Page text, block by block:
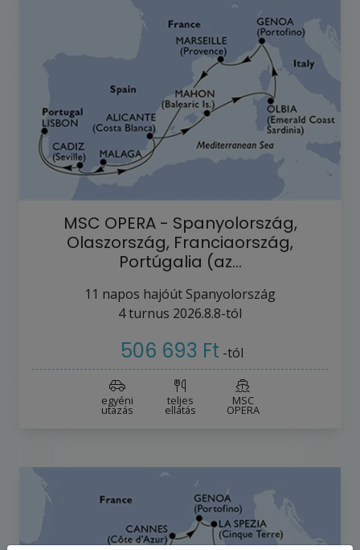
MSC OPERA - Spanyolország,
Olaszország, Franciaország,
Portúgalia (az…
11 napos hajóút Spanyolország
4turnus 2026.8.8-tól
506 693 Ft -tól
egyéni
utazás
teljes
ellátás
MSC
OPERA